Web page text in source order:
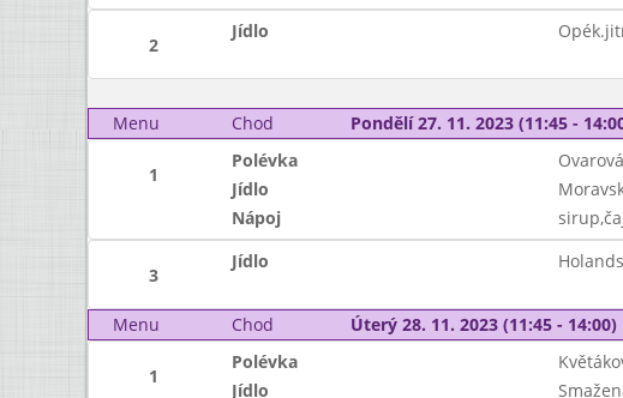
2
Jídlo
Menu
Chod Pondělí 27. 11. 2023 (11:45 -
1
Polévka
Jídlo
Nápoj
3
Jídlo
Menu Chod Úterý 28. 11. 2023 (11:45 - 14:00)
1
Polévka
Jídlo